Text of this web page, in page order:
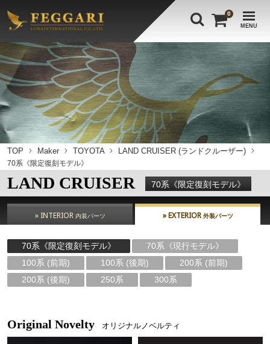
MENU
0
TOP Maker TOYOTA LAND CRUISER (ランドクルーザー)
70系《限定復刻モデル》
LAND CRUISER 70系《限定復刻モデル》
» INTERIOR 内装パーツ » EXTERIOR 外装パーツ
70系《限定復刻モデル》
70系《現行モデル》
100系 (前期)
100系 (後期)
200系 (前期)
200系 (後期)
250系 300系
Original Novelty オリジナルノベルティ